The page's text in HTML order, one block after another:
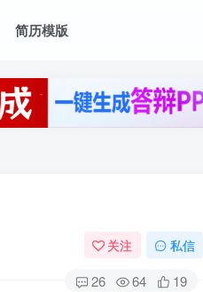
简历模版
关注 私信
26 64 19